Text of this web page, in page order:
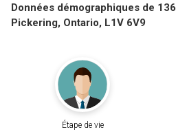
Données démographiques de
Pickering, Ontario, L1V 6V9
Étape de vie